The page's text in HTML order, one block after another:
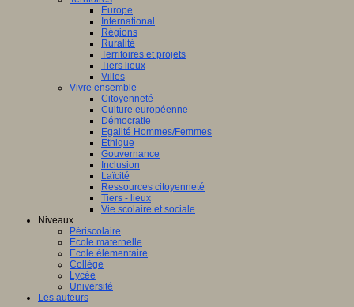
Europe
International
Régions
Ruralité
Territoires et projets
Tiers lieux
Villes
Vivre ensemble
Citoyenneté
Culture européenne
Démocratie
Egalité Hommes/Femmes
Ethique
Gouvernance
Inclusion
Laïcité
Ressources citoyenneté
Tiers - lieux
Vie scolaire et sociale
Niveaux
Périscolaire
Ecole maternelle
Ecole élémentaire
Collège
Lycée
Université
Les auteurs